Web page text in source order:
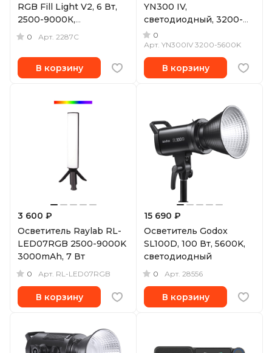
RGB Fill Light V2, 6 Вт,
2500-9000К,
светодиодный
0 Арт. 2287C
В корзину
YN300 IV,
светодиодный, 3200-
5600K, RGB, 18 Вт
0
Арт. YN300IV 3200-5600K
В корзину
3 600 ₽
Осветитель Raylab RL-
LED07RGB 2500-9000K
3000mAh, 7 Вт
0 Арт. RL-LED07RGB
В корзину
15 690 ₽
Осветитель Godox
SL100D, 100 Вт, 5600K,
светодиодный
0 Арт. 28556
В корзину